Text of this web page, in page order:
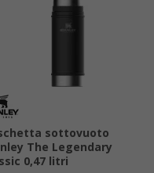
sottovuoto
The Legendary
0,47 litri